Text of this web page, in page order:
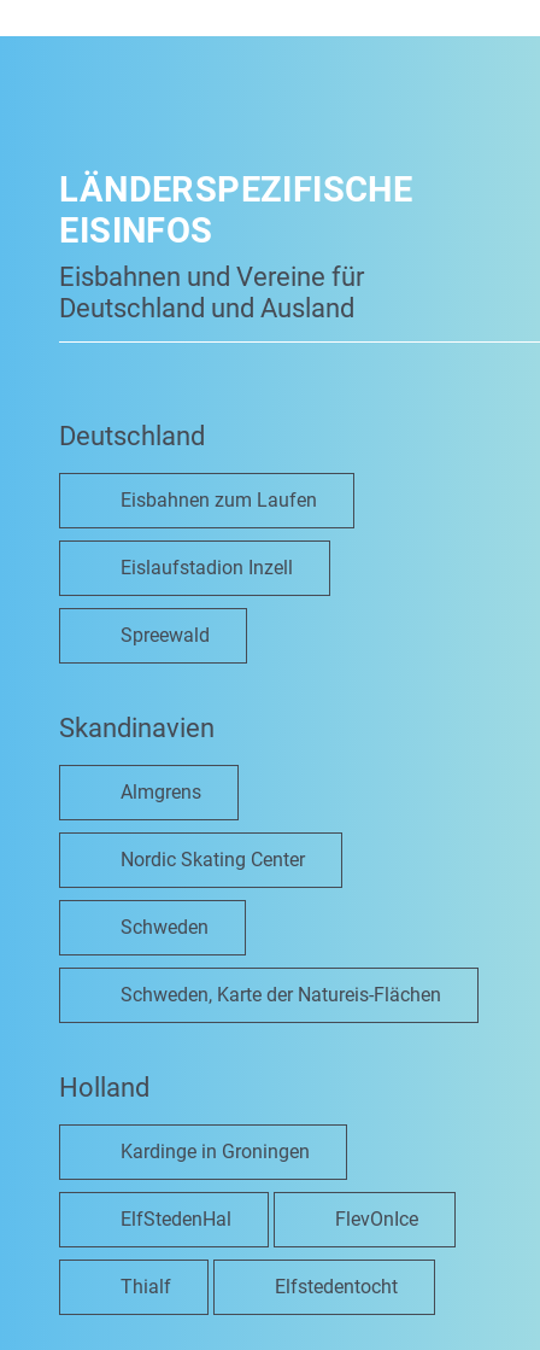
LÄNDERSPEZIFISCHE
EISINFOS
Eisbahnen und Vereine für
Deutschland und Ausland
Deutschland
Eisbahnen zum Laufen
Eislaufstadion Inzell
Spreewald
Skandinavien
Almgrens
Nordic Skating Center
Schweden
Schweden, Karte der Natureis-Flächen
Holland
Kardinge in Groningen
ElfStedenHal FlevOnIce
Thialf Elfstedentocht